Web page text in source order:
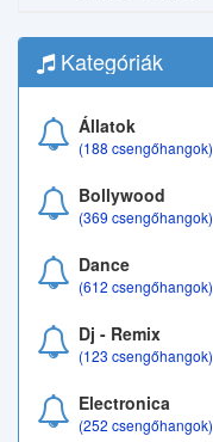
Kategóriák
Állatok
(188 csengőhangok)
Bollywood
(369 csengőhangok)
Dance
(612 csengőhangok)
Dj - Remix
(123 csengőhangok)
Electronica
(252 csengőhangok)